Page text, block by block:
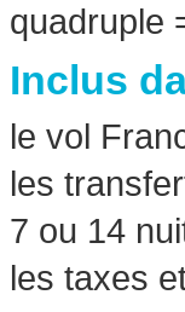
quadruple
Inclus
le vol
les
7 ou 14
les taxes